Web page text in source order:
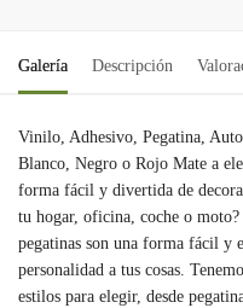
n
g
e
r
A
p
p
e
r
e
t
d
i
t
m
p
a
t
i
Galería Descripción
Vinilo, Adhesivo, Pegatina,
Blanco, Negro o Rojo Mate a
forma fácil y divertida de
tu hogar, oficina, coche o
pegatinas son una forma fácil y
personalidad a tus cosas.
estilos para elegir, desde